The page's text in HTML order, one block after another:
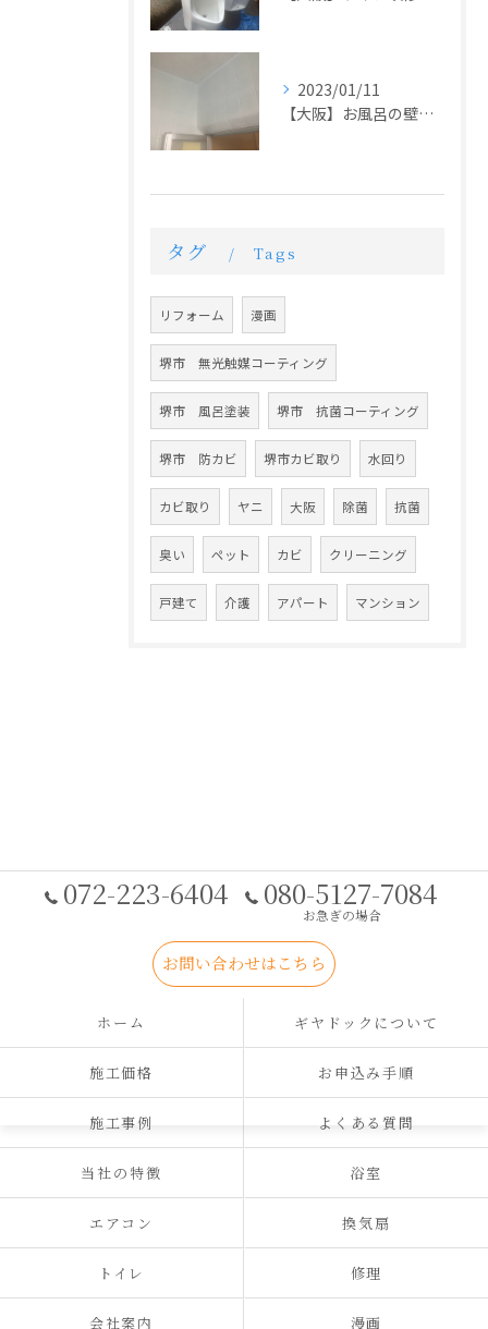
2023/01/11
【大阪】お風呂の壁リメイク塗装
タグ Tags
リフォーム 漫画
堺市 無光触媒コーティング
堺市 風呂塗装 堺市 抗菌コーティング
堺市 防カビ 堺市カビ取り 水回り
カビ取り ヤニ 大阪 除菌 抗菌
臭い ペット カビ クリーニング
戸建て 介護 アパート マンション
072-223-6404 080-5127-7084
お急ぎの場合
お問い合わせはこちら
ホーム ギヤドックについて
施工価格 お申込み手順
施工事例 よくある質問
当社の特徴 浴室
エアコン 換気扇
トイレ 修理
会社案内 漫画